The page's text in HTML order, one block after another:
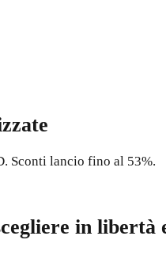
Sconti lancio fino al 53%.
in